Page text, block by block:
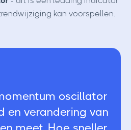
kan voorspellen.
oscillator
en verandering van